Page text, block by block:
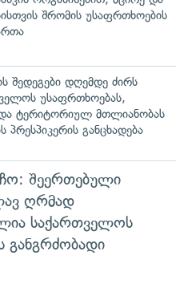
შრომის უსაფრთხოების
შედეგები დღემდე ძირს
უსაფრთხოებას,
და ტერიტორიულ მთლიანობას
განცხადება
შეერთებული
ღრმად
საქართველოს
განგრძობადი